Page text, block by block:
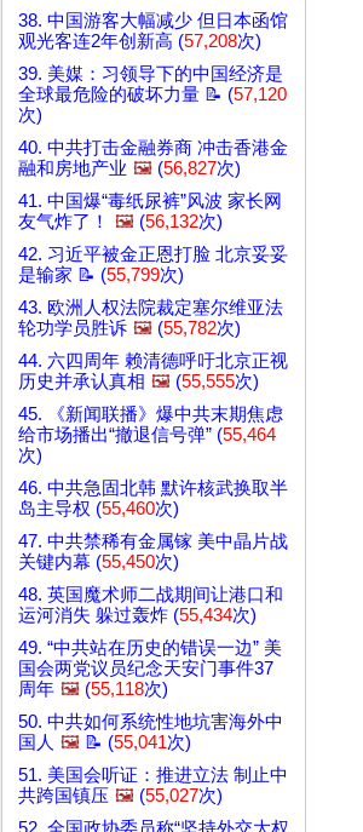
38. 中国游客大幅减少 但日本函馆
观光客连2年创新高 (57,208次)
39. 美媒：习领导下的中国经济是
全球最危险的破坏力量 📝 (57,120
次)
40. 中共打击金融券商 冲击香港金
融和房地产业 🖼️ (56,827次)
41. 中国爆“毒纸尿裤”风波 家长网
友气炸了！
🖼️ (56,132次)
42. 习近平被金正恩打脸 北京妥妥
是输家 📝 (55,799次)
43. 欧洲人权法院裁定塞尔维亚法
轮功学员胜诉 🖼️ (55,782次)
44. 六四周年 赖清德呼吁北京正视
历史并承认真相 🖼️ (55,555次)
45. 《新闻联播》爆中共末期焦虑
给市场播出“撤退信号弹” (55,464
次)
46. 中共急固北韩 默许核武换取半
岛主导权 (55,460次)
47. 中共禁稀有金属镓 美中晶片战
关键内幕 (55,450次)
48. 英国魔术师二战期间让港口和
运河消失 躲过轰炸 (55,434次)
49. “中共站在历史的错误一边” 美
国会两党议员纪念天安门事件37
周年 🖼️ (55,118次)
50. 中共如何系统性地坑害海外中
国人 🖼️ 📝 (55,041次)
51. 美国会听证：推进立法 制止中
共跨国镇压 🖼️ (55,027次)